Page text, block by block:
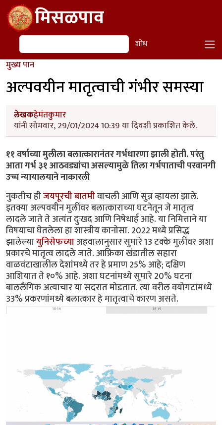
Skip to main contentमिसळपाव
शोध शोध
मुख्य पान
अल्पवयीन मातृत्वाची गंभीर समस्या
लेखकहेमंतकुमार
यांनी सोमवार, 29/01/2024 10:39 या दिवशी प्रकाशित केले.
११ वर्षाच्या मुलीला बलात्कारानंतर गर्भधारणा झाली होती. परंतु
आता गर्भ ३१ आठवड्यांचा असल्यामुळे तिला गर्भपाताची परवानगी
उच्च न्यायालयाने नाकारली
नुकतीच हीजयपूरची बातमीवाचली आणि सुन्न व्हायला झाले.
इतक्या अल्पवयीन मुलींवर बलात्काराच्या घटनेतून जे मातृत्व
लादले जाते ते अत्यंत दुःखद आणि निषेधार्ह आहे. या निमित्ताने या
विषयाचा घेतलेला हा शास्त्रीय कानोसा. 2022 मध्ये प्रसिद्ध
झालेल्यायुनिसेफच्याअहवालानुसार सुमारे 13 टक्के मुलींवर अशा
प्रकारचे मातृत्व लादले जाते. आफ्रिका खंडातील सहारा
वाळवंटाखालील देशांमध्ये तर हे प्रमाण 25% आहे; दक्षिण
आशियात ते १०% आहे. अशा घटनांमध्ये सुमारे 20% घटना
बाललैंगिक अत्याचार या सदरात मोडतात. त्या वरील वयोगटांमध्ये
33% प्रकरणांमध्ये बलात्कार हे मातृत्वाचे कारण असते.